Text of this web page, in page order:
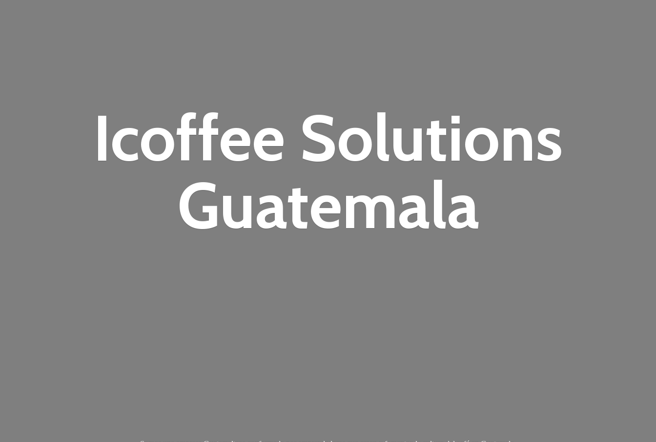
Icoffee Solutions
Guatemala